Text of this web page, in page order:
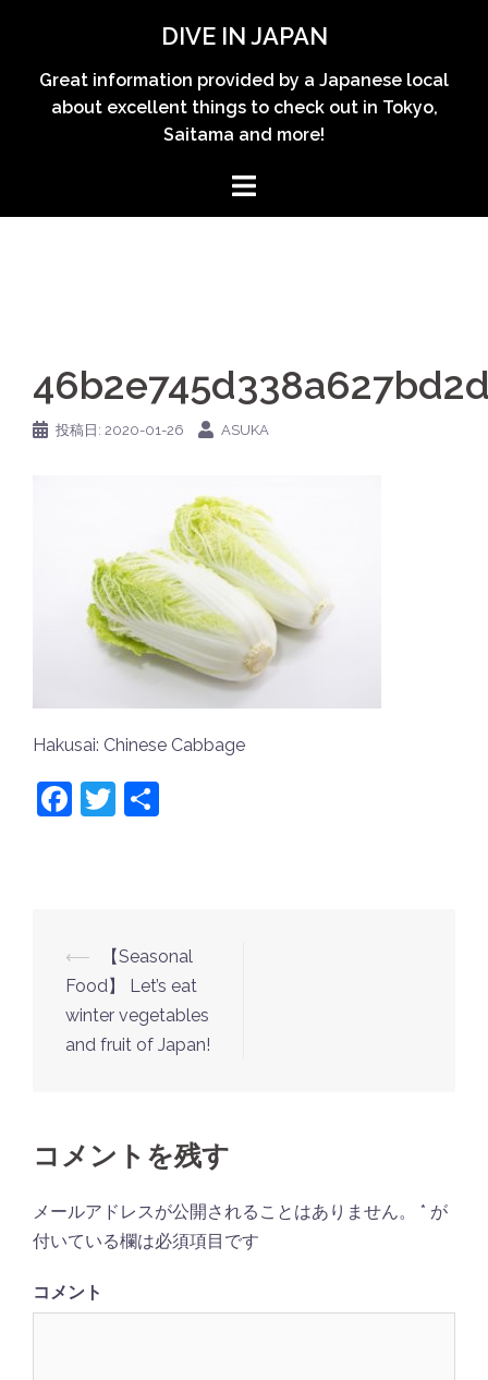
キ
DIVE IN JAPAN
Great information provided by a Japanese local
about excellent things to check out in Tokyo,
Saitama and more!
投稿日: 2020-01-26 ASUKA
Hakusai: Chinese Cabbage
Facebook
Twitter
投
稿
ナ
シ
ョ
ン
⟵
【Seasonal
Food】 Let’s eat
winter vegetables
and fruit of Japan!
コメントを残す
メールアドレスが公開されることはありません。 * が
付いている欄は必須項目です
コメント